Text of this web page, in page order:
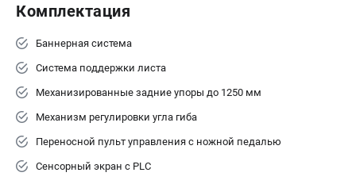
Комплектация
Баннерная система
Система поддержки листа
Механизированные задние упоры до 1250 мм
Механизм регулировки угла гиба
Переносной пульт управления с ножной педалью
Сенсорный экран с PLC